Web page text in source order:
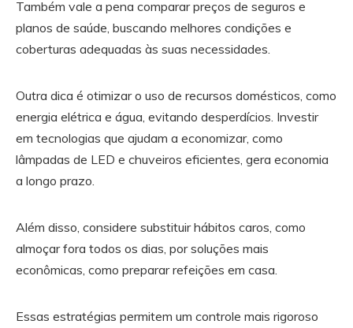
Também vale a pena comparar preços de seguros e
planos de saúde, buscando melhores condições e
coberturas adequadas às suas necessidades.
Outra dica é otimizar o uso de recursos domésticos, como
energia elétrica e água, evitando desperdícios. Investir
em tecnologias que ajudam a economizar, como
lâmpadas de LED e chuveiros eficientes, gera economia
a longo prazo.
Além disso, considere substituir hábitos caros, como
almoçar fora todos os dias, por soluções mais
econômicas, como preparar refeições em casa.
Essas estratégias permitem um controle mais rigoroso